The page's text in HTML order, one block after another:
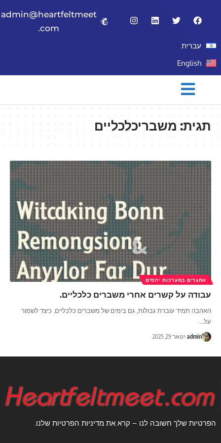
admin@heartfeltmeet
.com
עברית
English
תגית:משבריכלכליים
אתגרים במערכות יחסים
עבודה על קשרים אחרי משברים כלכליים.
האהבה תמיד עוברת גבולות, גם בימים של משברים כלכליים. כיצד לשמור
על…
admin ינואר 29, 2025
הפרטיות שלך חשובה לנו – קרא את מדיניות הפרטיות שלנו.